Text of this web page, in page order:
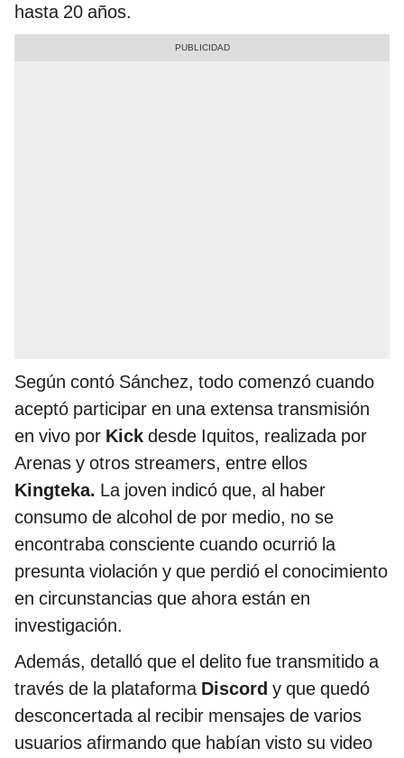
hasta 20 años.
Según contó Sánchez, todo comenzó cuando
aceptó participar en una extensa transmisión
en vivo por Kick desde Iquitos, realizada por
Arenas y otros streamers, entre ellos
Kingteka. La joven indicó que, al haber
consumo de alcohol de por medio, no se
encontraba consciente cuando ocurrió la
presunta violación y que perdió el conocimiento
en circunstancias que ahora están en
investigación.
Además, detalló que el delito fue transmitido a
través de la plataforma Discord y que quedó
desconcertada al recibir mensajes de varios
usuarios afirmando que habían visto su video